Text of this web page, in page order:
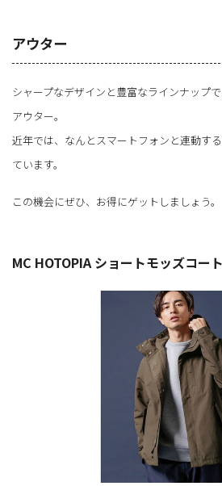
アウター
シャープなデザインと豊富なラインナップ
アウター。
近年では、なんとスマートフォンと連動す
ています。
この機会にぜひ、お得にゲットしましょう。
MC HOTOPIA ショートモッズコート